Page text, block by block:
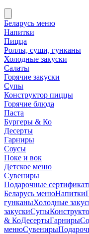
Беларусь меню
Напитки
Пицца
Роллы, суши, гунканы
Холодные закуски
Салаты
Горячие закуски
Супы
Конструктор пиццы
Горячие блюда
Паста
Бургеры & Ко
Десерты
Гарниры
Соусы
Поке и вок
Детское меню
Сувениры
Подарочные
Беларусь менюНапитки
гунканыХолодные
закускиСупы
& КоДесертыГарниры
менюСувениры